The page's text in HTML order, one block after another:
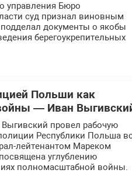
управления Бюро
суд признал виновным
документы о якобы
берегоукрепительных
Польши как
— Иван
провел рабочую
Республики Польша
лейтенантом Мареком
углублению
полномасштабной войны.